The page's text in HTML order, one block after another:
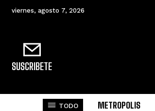
viernes, agosto 7, 2026
SUSCRIBETE
TODO METROPOLIS